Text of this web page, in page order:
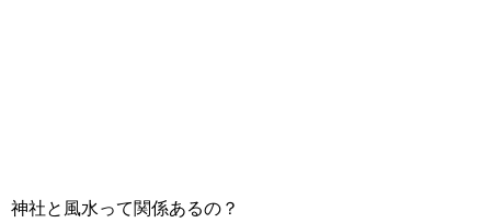
神社と風水って関係あるの？